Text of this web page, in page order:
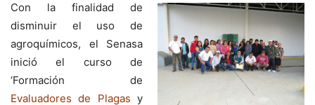
Con la finalidad de
disminuir el uso de
agroquímicos, el Senasa
inició el curso de
‘Formación de
Evaluadores de Plagas y